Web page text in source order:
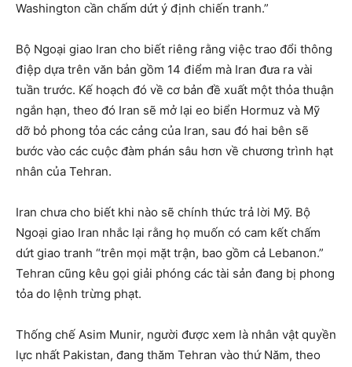
Washington cần chấm dứt ý định chiến tranh.”
Bộ Ngoại giao Iran cho biết riêng rằng việc trao đổi thông
điệp dựa trên văn bản gồm 14 điểm mà Iran đưa ra vài
tuần trước. Kế hoạch đó về cơ bản đề xuất một thỏa thuận
ngắn hạn, theo đó Iran sẽ mở lại eo biển Hormuz và Mỹ
dỡ bỏ phong tỏa các cảng của Iran, sau đó hai bên sẽ
bước vào các cuộc đàm phán sâu hơn về chương trình hạt
nhân của Tehran.
Iran chưa cho biết khi nào sẽ chính thức trả lời Mỹ. Bộ
Ngoại giao Iran nhắc lại rằng họ muốn có cam kết chấm
dứt giao tranh “trên mọi mặt trận, bao gồm cả Lebanon.”
Tehran cũng kêu gọi giải phóng các tài sản đang bị phong
tỏa do lệnh trừng phạt.
Thống chế Asim Munir, người được xem là nhân vật quyền
lực nhất Pakistan, đang thăm Tehran vào thứ Năm, theo